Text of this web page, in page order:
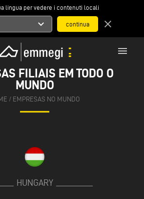
lingua per vedere i contenuti locali
expand_more close
menu
FILIAIS EM TODO O
MUNDO
/ EMPRESAS NO MUNDO
HUNGARY